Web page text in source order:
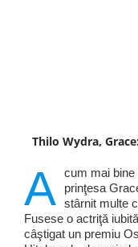
Thilo Wydra,
A cum mai bine
prinţesa
stârnit multe
Fusese o actriţă
câştigat un premiu